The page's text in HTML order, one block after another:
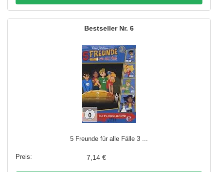
6
5 Freunde für alle Fälle 3 ...
7,14 €